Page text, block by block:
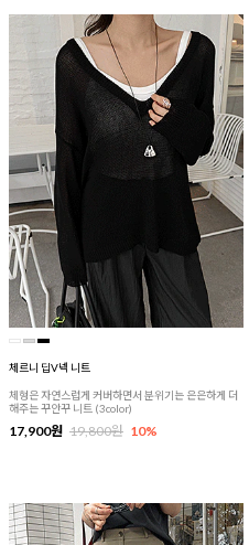
체르니 딥V넥 니트
체형은 자연스럽게 커버하면서 분위기는 은은하게 더
해주는 꾸안꾸 니트 (3color)
17,900원 19,800원 10%